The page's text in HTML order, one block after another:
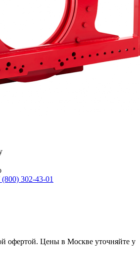
(800) 302-43-01
офертой. Цены в Москве уточняйте у